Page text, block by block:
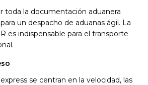
toda la documentación aduanera
un despacho de aduanas ágil. La
es indispensable para el transporte
se centran en la velocidad, las